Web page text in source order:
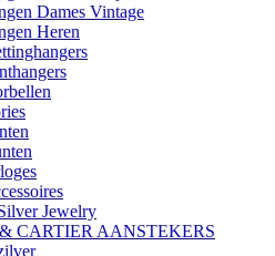
Dames Vintage
Heren
Jewelry
CARTIER AANSTEKERS